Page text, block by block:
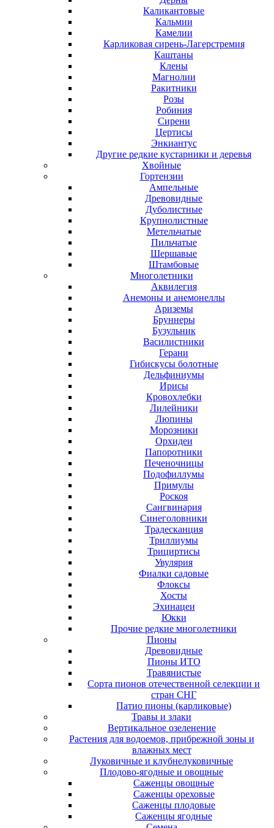
Каликантовые
Кальмии
Камелии
Карликовая сирень-Лагерстремия
Каштаны
Клены
Магнолии
Ракитники
Розы
Робиния
Сирени
Цертисы
Энкиантус
Другие редкие кустарники и деревья
Хвойные
Гортензии
Ампельные
Древовидные
Дуболистные
Крупнолистные
Метельчатые
Пильчатые
Шершавые
Штамбовые
Многолетники
Аквилегия
Анемоны и анемонеллы
Ариземы
Бруннеры
Бузульник
Василистники
Герани
Гибискусы болотные
Дельфиниумы
Ирисы
Кровохлебки
Лилейники
Люпины
Морозники
Орхидеи
Папоротники
Печеночницы
Подофиллумы
Примулы
Роскоя
Сангвинария
Синеголовники
Традесканция
Триллиумы
Трициртисы
Увулярия
Фиалки садовые
Флоксы
Хосты
Эхинацеи
Юкки
Прочие редкие многолетники
Пионы
Древовидные
Пионы ИТО
Травянистые
Сорта пионов отечественной селекции и
стран СНГ
Патио пионы (карликовые)
Травы и злаки
Вертикальное озеленение
Растения для водоемов, прибрежной зоны и
влажных мест
Луковичные и клубнелуковичные
Плодово-ягодные и овощные
Саженцы овощные
Саженцы ореховые
Саженцы плодовые
Саженцы ягодные